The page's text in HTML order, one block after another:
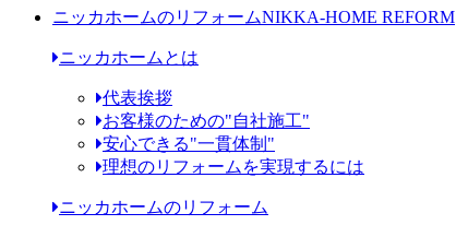
ニッカホームのリフォームNIKKA-HOME REFORM
ニッカホームとは
代表挨拶
お客様のための"自社施工"
安心できる"一貫体制"
理想のリフォームを実現するには
ニッカホームのリフォーム